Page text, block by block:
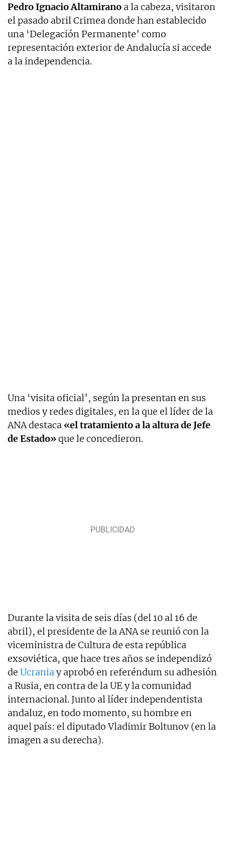
Pedro Ignacio Altamirano a la cabeza, visitaron
el pasado abril Crimea donde han establecido
una ‘Delegación Permanente’ como
representación exterior de Andalucía si accede
a la independencia.
Una ‘visita oficial’, según la presentan en sus
medios y redes digitales, en la que el líder de la
ANA destaca «el tratamiento a la altura de Jefe
de Estado»que le concedieron.
Durante la visita de seis días (del 10 al 16 de
abril), el presidente de la ANA se reunió con la
viceministra de Cultura de esta república
exsoviética, que hace tres años se independizó
de Ucraniay aprobó en referéndum su adhesión
a Rusia, en contra de la UE y la comunidad
internacional. Junto al líder independentista
andaluz, en todo momento, su hombre en
aquel país: el diputado Vladimir Boltunov (en la
imagen a su derecha).